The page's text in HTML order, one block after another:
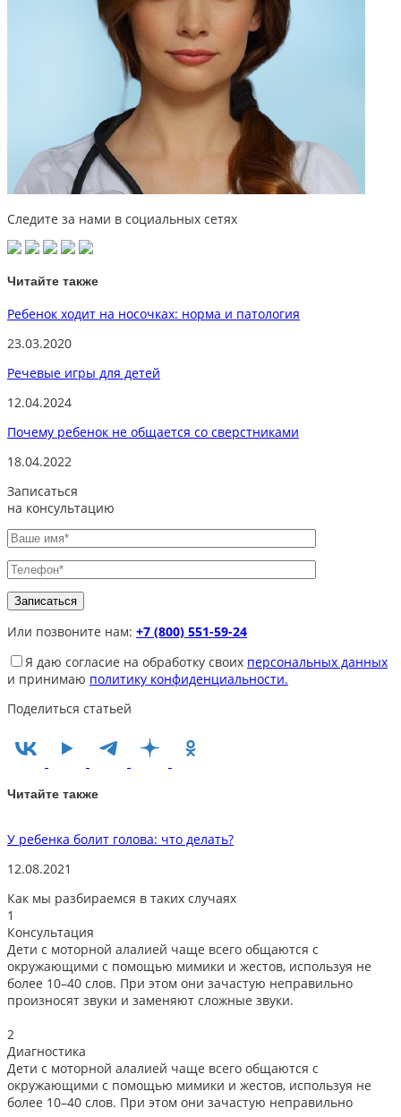
Следите за нами в социальных сетях
Читайте также
Ребенок ходит на носочках: норма и патология
23.03.2020
Речевые игры для детей
12.04.2024
Почему ребенок не общается со сверстниками
18.04.2022
Записаться
на консультацию
Или позвоните нам: +7 (800) 551-59-24
Я даю согласие на обработку своих персональных данных
и принимаю политику конфиденциальности.
Поделиться статьей
Читайте также
У ребенка болит голова: что делать?
12.08.2021
Как мы разбираемся в таких случаях
1
Консультация
Дети с моторной алалией чаще всего общаются с
окружающими с помощью мимики и жестов, используя не
более 10–40 слов. При этом они зачастую неправильно
произносят звуки и заменяют сложные звуки.
2
Диагностика
Дети с моторной алалией чаще всего общаются с
окружающими с помощью мимики и жестов, используя не
более 10–40 слов. При этом они зачастую неправильно